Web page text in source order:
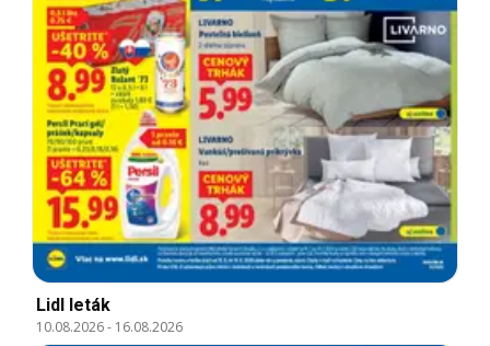
Lidl leták
10.08.2026- 16.08.2026